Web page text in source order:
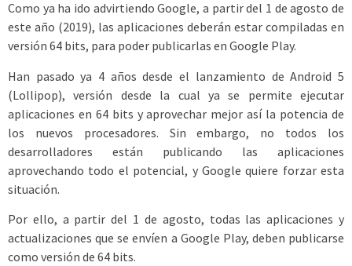
Como ya ha ido advirtiendo Google, a partir del 1 de agosto de
este año (2019), las aplicaciones deberán estar compiladas en
versión 64 bits, para poder publicarlas en Google Play.
Han pasado ya 4 años desde el lanzamiento de Android 5
(Lollipop), versión desde la cual ya se permite ejecutar
aplicaciones en 64 bits y aprovechar mejor así la potencia de
los nuevos procesadores. Sin embargo, no todos los
desarrolladores están publicando las aplicaciones
aprovechando todo el potencial, y Google quiere forzar esta
situación.
Por ello, a partir del 1 de agosto, todas las aplicaciones y
actualizaciones que se envíen a Google Play, deben publicarse
como versión de 64 bits.